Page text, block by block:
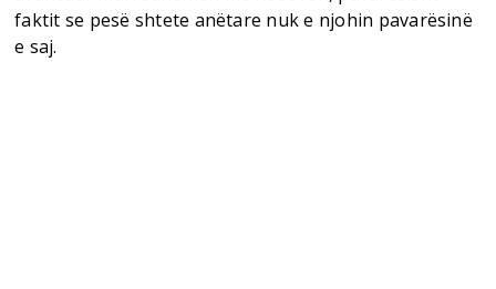
faktit se pesë shtete anëtare nuk e njohin pavarësinë
e saj.